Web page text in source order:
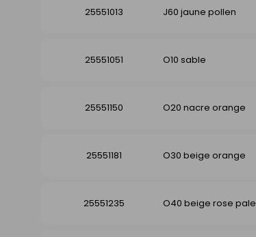
25551013 J60 jaune pollen
25551051 O10 sable
25551150 O20 nacre orange
25551181 O30 beige orange
25551235 O40 beige rose pale